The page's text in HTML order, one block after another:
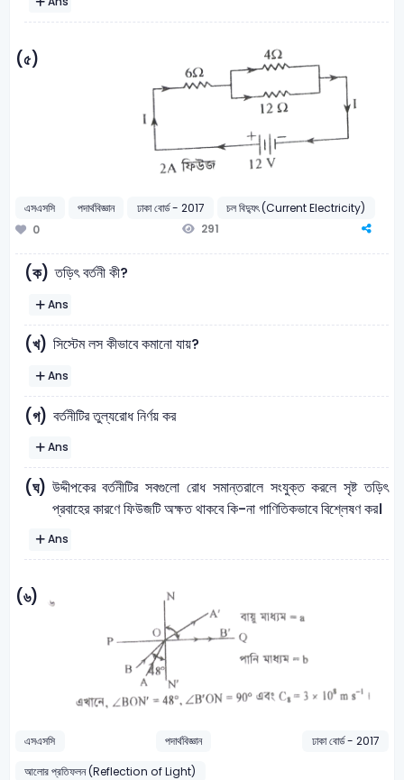
(৫)
এসএসসি পদার্থবিজ্ঞান ঢাকা বোর্ড - 2017
চল বিদ্যুৎ (Current Electricity)
0
291
(ক) তড়িৎ বর্তনী কী?
Ans
(খ) সিস্টেম লস কীভাবে কমানো যায়?
Ans
(গ) বর্তনীটির তুল্যরোধ নির্ণয় কর
Ans
(ঘ) উদ্দীপকের বর্তনীটির সবগুলো রোধ সমান্তরালে সংযুক্ত করলে সৃষ্ট তড়িৎ
প্রবাহের কারণে ফিউজটি অক্ষত থাকবে কি-না গাণিতিকভাবে বিশ্লেষণ কর।
Ans
(৬)
এসএসসি পদার্থবিজ্ঞান
ঢাকা বোর্ড - 2017
আলোর প্রতিফলন (Reflection of Light)